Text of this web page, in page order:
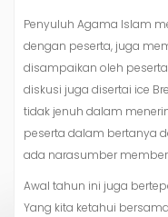
Penyuluh Agama Islam
dengan peserta, juga
disampaikan oleh
diskusi juga disertai ice
tidak jenuh dalam
peserta dalam bertanya
ada narasumber
Awal tahun ini juga
Yang kita ketahui